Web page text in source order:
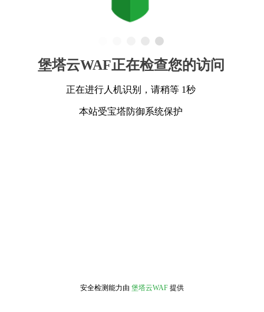
堡塔云WAF正在检查您的访问
正在进行人机识别，请稍等 1秒
本站受宝塔防御系统保护
安全检测能力由 堡塔云WAF 提供